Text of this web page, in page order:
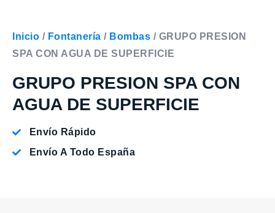
Inicio / Fontanería / Bombas / GRUPO PRESION
SPA CON AGUA DE SUPERFICIE
GRUPO PRESION SPA CON
AGUA DE SUPERFICIE
Envío Rápido
Envío A Todo España